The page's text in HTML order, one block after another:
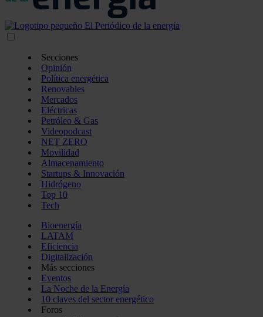
Secciones
Opinión
Política energética
Renovables
Mercados
Eléctricas
Petróleo & Gas
Videopodcast
NET ZERO
Movilidad
Almacenamiento
Startups & Innovación
Hidrógeno
Top 10
Tech
Bioenergía
LATAM
Eficiencia
Digitalización
Más secciones
Eventos
La Noche de la Energía
10 claves del sector energético
Foros